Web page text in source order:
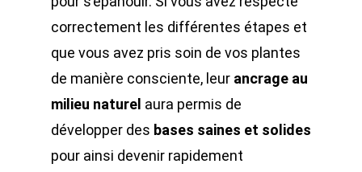
correctement les différentes étapes et
que vous avez pris soin de vos plantes
de manière consciente, leur ancrage au
milieu naturel aura permis de
développer des bases saines et solides
pour ainsi devenir rapidement